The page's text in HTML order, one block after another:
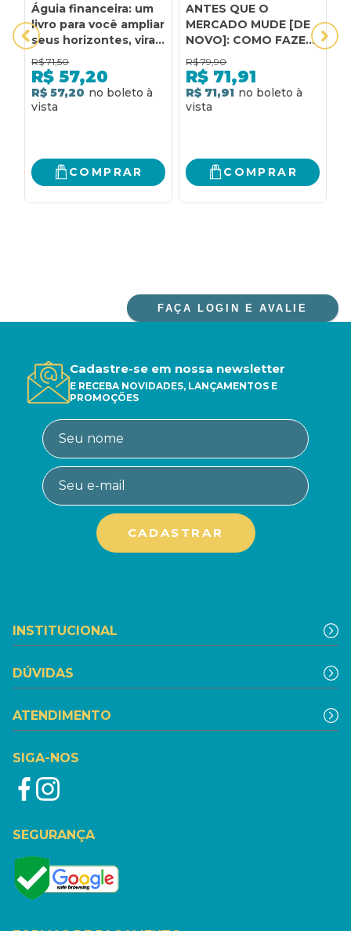
Águia financeira: um
livro para você ampliar
seus horizontes, virar
a chave, voar mais
alto e alcançar sua
liberdade financeira!
R$ 71,50
R$ 57,20
R$ 57,20
COMPRAR
ANTES QUE O
MERCADO MUDE [DE
NOVO]: COMO FAZER
SEUS NEGÓCIOS
CRESCEREM E
PROSPERAREM PARA
O FUTURO POR MEIO
R$ 79,90
R$ 71,91
R$ 71,91
COMPRAR
FAÇA LOGIN E AVALIE
Cadastre-se em nossa newsletter
E RECEBA NOVIDADES, LANÇAMENTOS E
PROMOÇÕES
INSTITUCIONAL
DÚVIDAS
ATENDIMENTO
SIGA-NOS
SEGURANÇA